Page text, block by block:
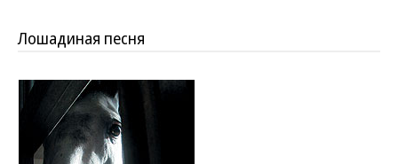
Лошадиная песня